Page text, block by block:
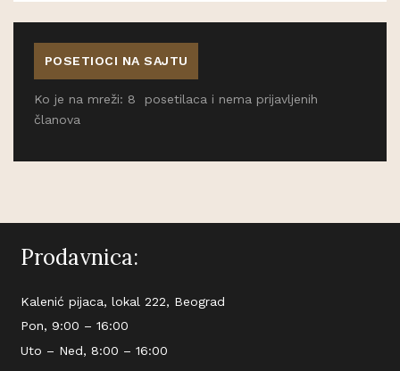
POSETIOCI NA SAJTU
Ko je na mreži: 8 posetilaca i nema prijavljenih
članova
Prodavnica:
Kalenić pijaca, lokal 222, Beograd
Pon, 9:00 – 16:00
Uto – Ned, 8:00 – 16:00